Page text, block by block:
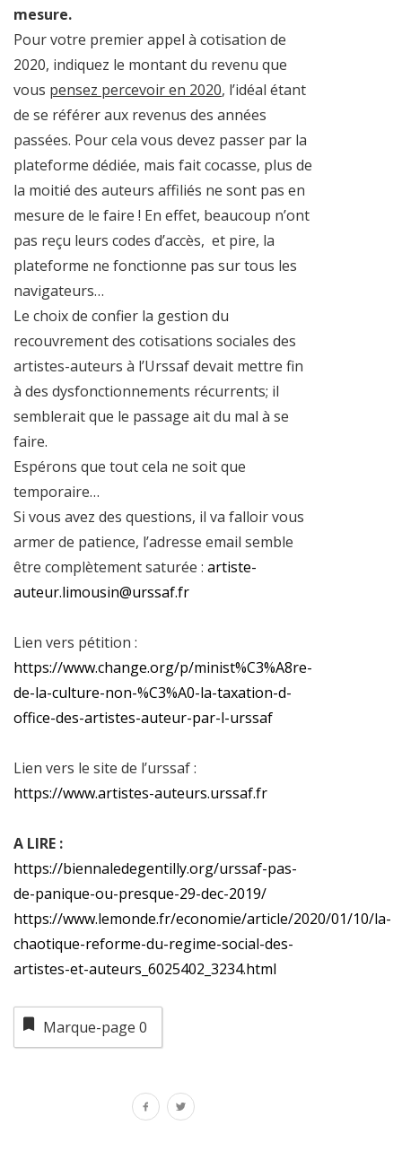
mesure.
Pour votre premier appel à cotisation de
2020, indiquez le montant du revenu que
vous pensez percevoir en 2020, l’idéal étant
de se référer aux revenus des années
passées. Pour cela vous devez passer par la
plateforme dédiée, mais fait cocasse, plus de
la moitié des auteurs affiliés ne sont pas en
mesure de le faire ! En effet, beaucoup n’ont
pas reçu leurs codes d’accès, et pire, la
plateforme ne fonctionne pas sur tous les
navigateurs…
Le choix de confier la gestion du
recouvrement des cotisations sociales des
artistes-auteurs à l’Urssaf devait mettre fin
à des dysfonctionnements récurrents; il
semblerait que le passage ait du mal à se
faire.
Espérons que tout cela ne soit que
temporaire…
Si vous avez des questions, il va falloir vous
armer de patience, l’adresse email semble
être complètement saturée : artiste-
auteur.limousin@urssaf.fr
Lien vers pétition :
https://www.change.org/p/minist%C3%A8re-
de-la-culture-non-%C3%A0-la-taxation-d-
office-des-artistes-auteur-par-l-urssaf
Lien vers le site de l’urssaf :
https://www.artistes-auteurs.urssaf.fr
A LIRE :
https://biennaledegentilly.org/urssaf-pas-
de-panique-ou-presque-29-dec-2019/
https://www.lemonde.fr/economie/article/2020/01/10/la-
chaotique-reforme-du-regime-social-des-
artistes-et-auteurs_6025402_3234.html
Marque-page 0